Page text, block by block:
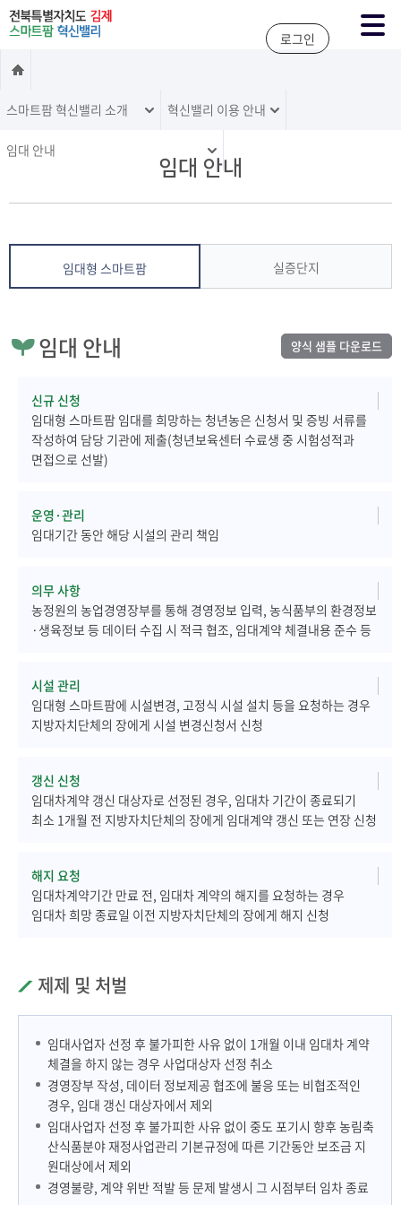
주메뉴 바로가기
본문 바로가기
로그인
스마트팜 혁신밸리 소개 혁신밸리 이용 안내
임대 안내
임대 안내
임대형 스마트팜 실증단지
임대 안내 양식 샘플 다운로드
신규 신청
임대형 스마트팜 임대를 희망하는 청년농은 신청서 및 증빙 서류를
작성하여 담당 기관에 제출(청년보육센터 수료생 중 시험성적과
면접으로 선발)
운영·관리
임대기간 동안 해당 시설의 관리 책임
의무 사항
농정원의 농업경영장부를 통해 경영정보 입력, 농식품부의 환경정보
·생육정보 등 데이터 수집 시 적극 협조, 임대계약 체결내용 준수 등
시설 관리
임대형 스마트팜에 시설변경, 고정식 시설 설치 등을 요청하는 경우
지방자치단체의 장에게 시설 변경신청서 신청
갱신 신청
임대차계약 갱신 대상자로 선정된 경우, 임대차 기간이 종료되기
최소 1개월 전 지방자치단체의 장에게 임대계약 갱신 또는 연장 신청
해지 요청
임대차계약기간 만료 전, 임대차 계약의 해지를 요청하는 경우
임대차 희망 종료일 이전 지방자치단체의 장에게 해지 신청
제제 및 처벌
임대사업자 선정 후 불가피한 사유 없이 1개월 이내 임대차 계약
체결을 하지 않는 경우 사업대상자 선정 취소
경영장부 작성, 데이터 정보제공 협조에 불응 또는 비협조적인
경우, 임대 갱신 대상자에서 제외
임대사업자 선정 후 불가피한 사유 없이 중도 포기시 향후 농림축
산식품분야 재정사업관리 기본규정에 따른 기간동안 보조금 지
원대상에서 제외
경영불량, 계약 위반 적발 등 문제 발생시 그 시점부터 임차 종료